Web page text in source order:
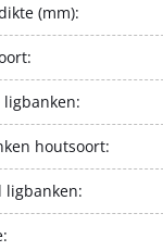
(mm):
ligbanken:
houtsoort:
ligbanken: